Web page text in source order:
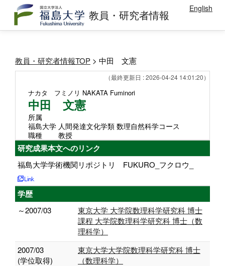
教員・研究者情報 English
教員・研究者情報TOP > 中田 文憲
（最終更新日 : 2026-04-24 14:01:20）
ナカタ フミノリ NAKATA Fuminori
中田 文憲
所属
福島大学 人間発達文化学類 数理自然科学コース
職種
教授
研究成果本文へのリンク
福島大学学術機関リポジトリ FUKURO_フクロウ_
学歴
～2007/03
東京大学 大学院数理科学研究科 博士
課程 大学院数理科学研究科 博士（数
理科学）
2007/03
(学位取得)
東京大学大学院数理科学研究科 博士
（数理科学）